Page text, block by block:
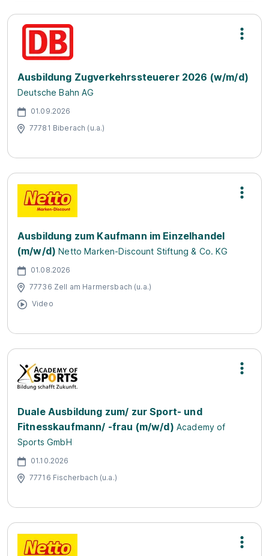
Ausbildung Zugverkehrssteuerer 2026 (w/m/d)
Deutsche Bahn AG
01.09.2026
77781 Biberach (u.a.)
Ausbildung zum Kaufmann im Einzelhandel
(m/w/d) Netto Marken-Discount Stiftung & Co. KG
01.08.2026
77736 Zell am Harmersbach (u.a.)
Video
Duale Ausbildung zum/ zur Sport- und
Fitnesskaufmann/ -frau (m/w/d) Academy of
Sports GmbH
01.10.2026
77716 Fischerbach (u.a.)